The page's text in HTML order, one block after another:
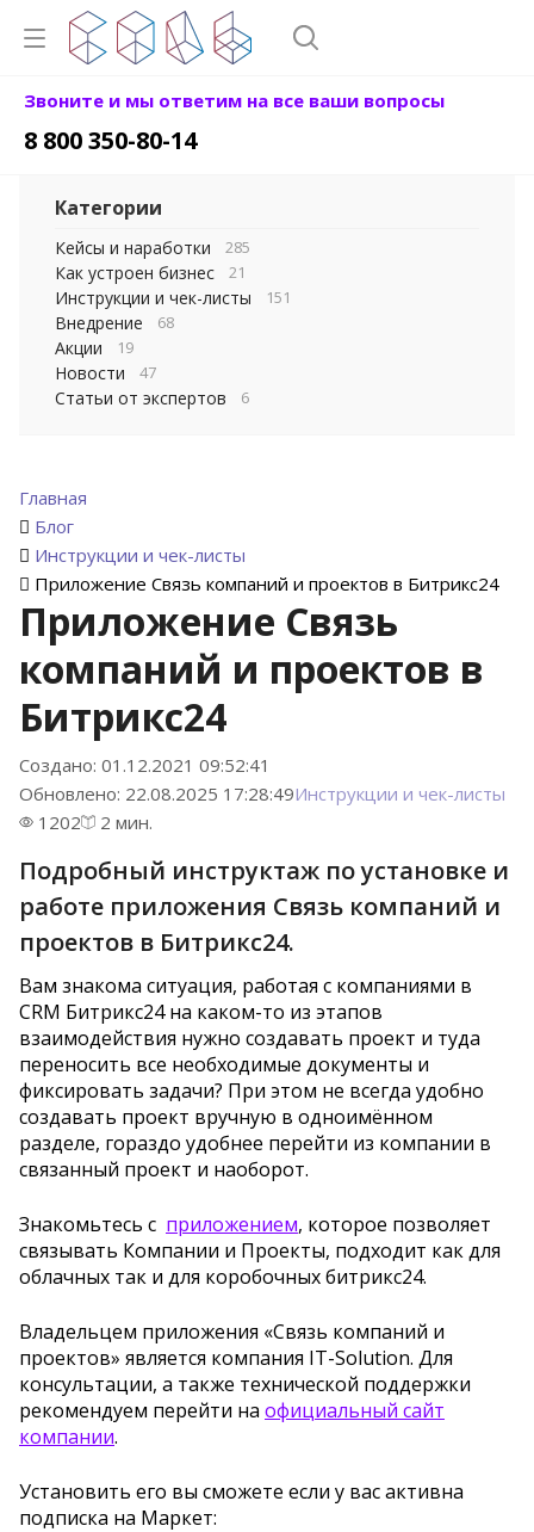
Звоните и мы ответим на все ваши вопросы
8 800 350-80-14
Главная
Блог
Инструкции и чек-листы
Приложение Связь компаний и проектов в Битрикс24
Приложение Связь
компаний и проектов в
Битрикс24
Создано: 01.12.2021 09:52:41
Обновлено: 22.08.2025 17:28:49Инструкции и чек-листы
1202
2 мин.
Подробный инструктаж по установке и
работе приложения Связь компаний и
проектов в Битрикс24.
Вам знакома ситуация, работая с компаниями в
CRM Битрикс24 на каком-то из этапов
взаимодействия нужно создавать проект и туда
переносить все необходимые документы и
фиксировать задачи? При этом не всегда удобно
создавать проект вручную в одноимённом
разделе, гораздо удобнее перейти из компании в
связанный проект и наоборот.
Знакомьтесь с приложением, которое позволяет
связывать Компании и Проекты, подходит как для
облачных так и для коробочных битрикс24.
Владельцем приложения «Связь компаний и
проектов» является компания IT-Solution. Для
консультации, а также технической поддержки
рекомендуем перейти на официальный сайт
компании.
Установить его вы сможете если у вас активна
подписка на Маркет:
Категории
Кейсы и наработки 285
Как устроен бизнес 21
Инструкции и чек-листы 151
Внедрение 68
Акции 19
Новости 47
Статьи от экспертов 6